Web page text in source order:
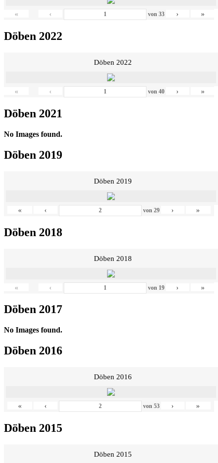
« ‹ von 33 › »
Döben 2022
Döben 2022
« ‹ von 40 › »
Döben 2021
No Images found.
Döben 2019
Döben 2019
« ‹ von 29 › »
Döben 2018
Döben 2018
« ‹ von 19 › »
Döben 2017
No Images found.
Döben 2016
Döben 2016
« ‹ von 53 › »
Döben 2015
Döben 2015